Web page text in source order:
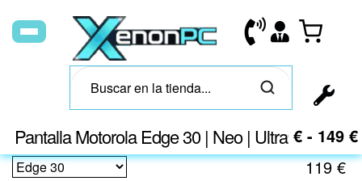
Pantalla Motorola Edge 30 | Neo | Ultra
99 € - 149 €
119€